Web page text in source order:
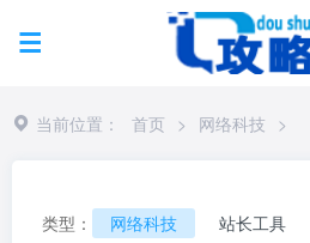
当前位置： 首页 > 网络科技 >
类型： 网络科技 站长工具